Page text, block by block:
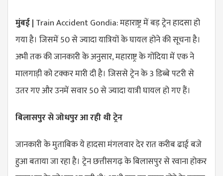
मुंबई | Train Accident Gondia: महाराष्ट्र में बड़ ट्रेन हादसा हो
गया है। जिसमें 50 से ज्यादा यात्रियों के घायल होने की सूचना है।
अभी तक की जानकारी के अनुसार, महाराष्ट्र के गोंदिया में एक ने
मालगाड़ी को टक्कर मारी दी है। जिससे ट्रेन के 3 डिब्बे पटरी से
उतर गए और उनमें सवार 50 से ज्यादा यात्री घायल हो गए हैं।
बिलासपुर से जोधपुर आ रही थी ट्रेन
जानकारी के मुताबिक ये हादसा मंगलवार देर रात करीब ढाई बजे
हुआ बताया जा रहा है। ट्रेन छत्तीसगढ़ के बिलासपुर से रवाना होकर